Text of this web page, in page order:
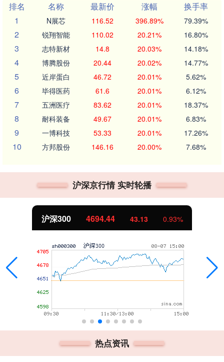
排名
名称 最新价 涨幅
换手率
1
N展芯 116.52 396.89% 79.39%
2 锐翔智能 110.02 20.21% 16.80%
3 志特新材 14.8 20.03% 14.18%
4 博腾股份 20.44 20.02% 14.77%
5 近岸蛋白 46.72 20.01% 5.62%
6 毕得医药 61.6 20.01% 6.12%
7 五洲医疗 83.62 20.01% 18.37%
8 耐科装备 49.67 20.01% 6.83%
9 一博科技 53.33 20.01% 17.26%
10 方邦股份 146.16 20.00% 7.68%
沪深京行情 实时轮播
沪深300 4694.44 43.13 0.93%
热点资讯